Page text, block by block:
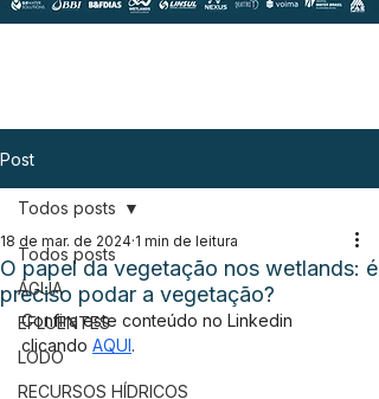
Post
Todos posts
ÁGUA
EFLUENTES
LODO
RECURSOS HÍDRICOS
Todos posts
O papel da vegetação nos wetlands: é
preciso podar a vegetação?
18 de mar. de 2024 1 min de leitura
Confira este conteúdo no Linkedin
clicando AQUI.